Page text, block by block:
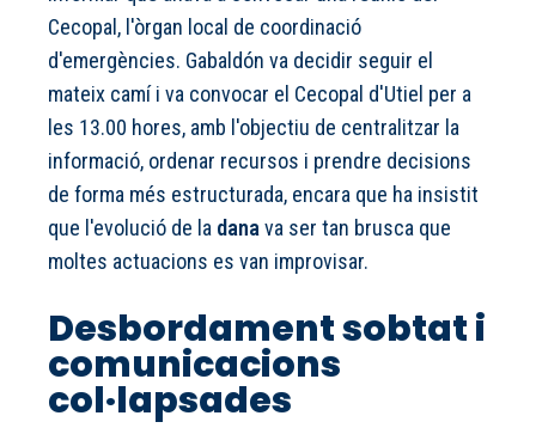
Cecopal, l'òrgan local de coordinació
d'emergències. Gabaldón va decidir seguir el
mateix camí i va convocar el Cecopal d'Utiel per a
les 13.00 hores, amb l'objectiu de centralitzar la
informació, ordenar recursos i prendre decisions
de forma més estructurada, encara que ha insistit
que l'evolució de la dana va ser tan brusca que
moltes actuacions es van improvisar.
Desbordament sobtat i
comunicacions
col·lapsades